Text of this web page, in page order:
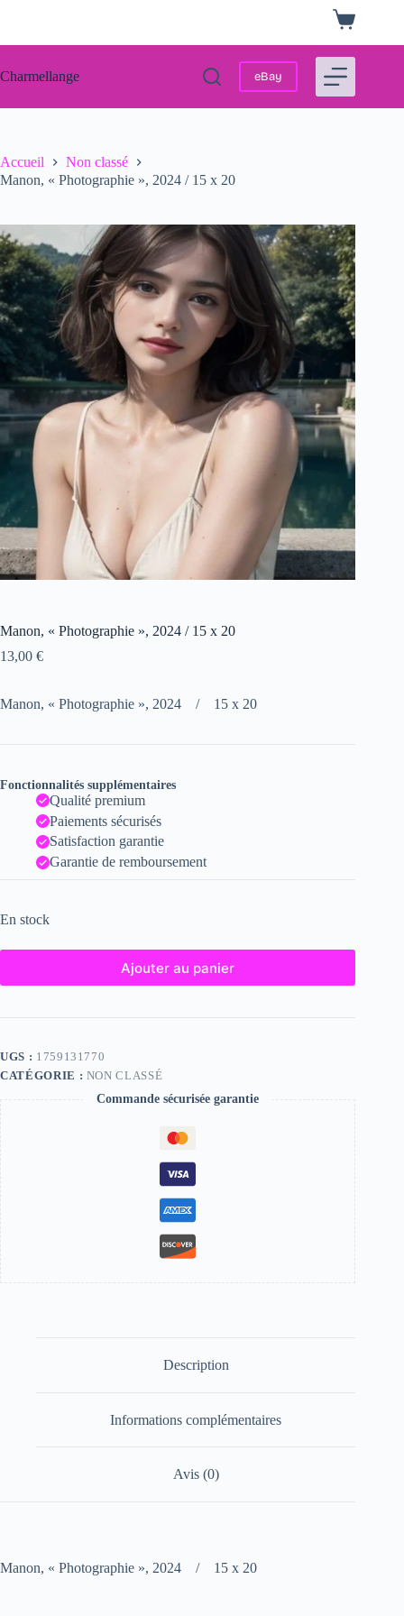
Panier
d’achat
Charmellange eBay
Accueil
Non classé
Manon, « Photographie », 2024 / 15 x 20
Manon, « Photographie », 2024 / 15 x 20
13,00 €
Manon, « Photographie », 2024 / 15 x 20
Fonctionnalités supplémentaires
Qualité premium
Paiements sécurisés
Satisfaction garantie
Garantie de remboursement
En stock
Ajouter au panier
UGS : 1759131770
CATÉGORIE : NON CLASSÉ
Commande sécurisée garantie
Description
Informations complémentaires
Avis (0)
Manon, « Photographie », 2024 / 15 x 20